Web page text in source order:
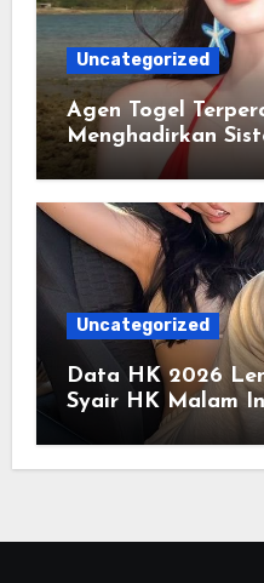
Uncategorized
Agen Togel
Menghadirkan
Cepat dan
Uncategorized
Data HK 2026
Syair HK Malam
Mengamati Tren